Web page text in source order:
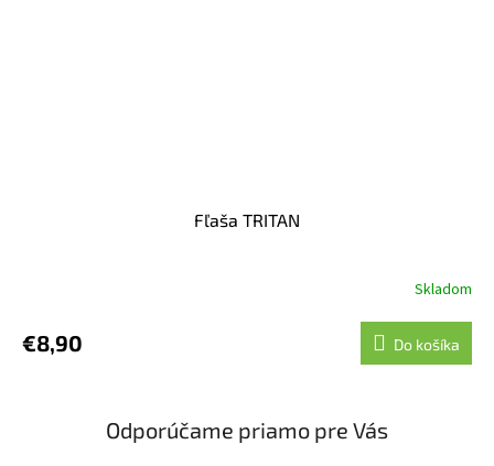
Fľaša TRITAN
Skladom
€8,90 Do košíka
Odporúčame priamo pre Vás